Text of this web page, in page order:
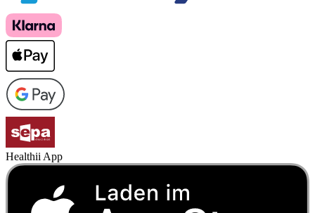
Healthii App